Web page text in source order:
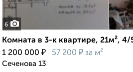
6
Комната в 3-к квартире, 21м², 4/
1 200 000 ₽ 57 200 ₽ за м²
Сеченова 13